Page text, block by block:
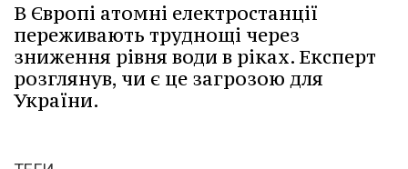
В Європі атомні електростанції
переживають труднощі через
зниження рівня води в ріках. Експерт
розглянув, чи є це загрозою для
України.